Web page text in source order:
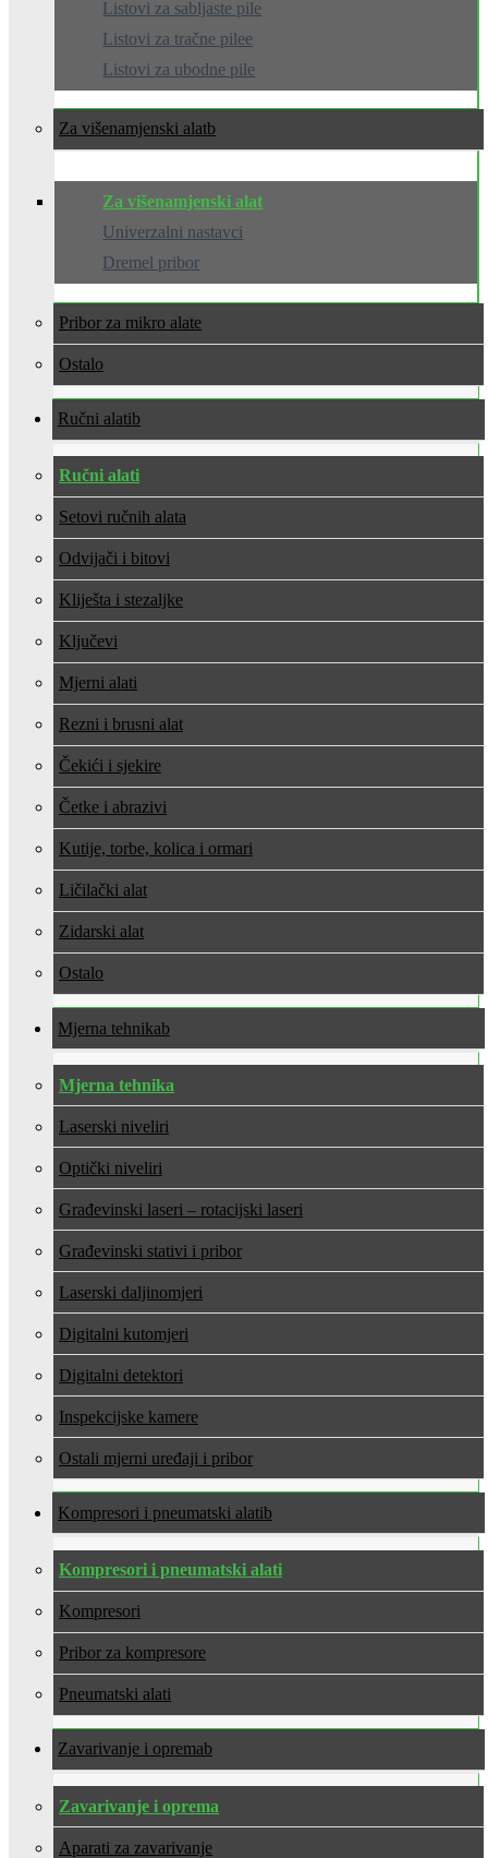
Listovi za sabljaste pile
Listovi za tračne pilee
Listovi za ubodne pile
Za višenamjenski alat
Za višenamjenski alat
Univerzalni nastavci
Dremel pribor
Pribor za mikro alate
Ostalo
Ručni alati
Ručni alati
Setovi ručnih alata
Odvijači i bitovi
Kliješta i stezaljke
Ključevi
Mjerni alati
Rezni i brusni alat
Čekići i sjekire
Četke i abrazivi
Kutije, torbe, kolica i ormari
Ličilački alat
Zidarski alat
Ostalo
Mjerna tehnika
Mjerna tehnika
Laserski niveliri
Optički niveliri
Građevinski laseri – rotacijski laseri
Građevinski stativi i pribor
Laserski daljinomjeri
Digitalni kutomjeri
Digitalni detektori
Inspekcijske kamere
Ostali mjerni uređaji i pribor
Kompresori i pneumatski alati
Kompresori i pneumatski alati
Kompresori
Pribor za kompresore
Pneumatski alati
Zavarivanje i oprema
Zavarivanje i oprema
Aparati za zavarivanje